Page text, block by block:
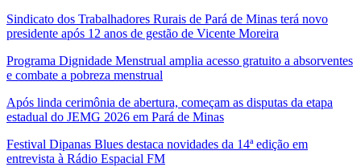
Sindicato dos Trabalhadores Rurais de Pará de Minas terá novo
presidente após 12 anos de gestão de Vicente Moreira
Programa Dignidade Menstrual amplia acesso gratuito a absorventes
e combate a pobreza menstrual
Após linda cerimônia de abertura, começam as disputas da etapa
estadual do JEMG 2026 em Pará de Minas
Festival Dipanas Blues destaca novidades da 14ª edição em
entrevista à Rádio Espacial FM